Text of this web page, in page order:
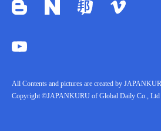
All Contents and pictures are created by
Copyright ©JAPANKURU of Global Daily Co., Ltd